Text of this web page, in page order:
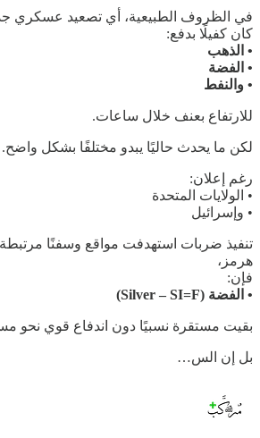
في الظروف الطبيعية، أي تصعيد عسكري
كان كفيلًا بدفع:
• الذهب
• الفضة
• والنفط
للارتفاع بعنف خلال ساعات.
لكن ما يحدث حاليًا يبدو مختلفًا بشكل واضح.
رغم إعلان:
• الولايات المتحدة
• وإسرائيل
تنفيذ ضربات استهدفت مواقع وسفنًا
هرمز،
فإن:
• الفضة (Silver – SI=F)
بقيت مستقرة نسبيًا دون اندفاع قوي نحو
بل إن الس…